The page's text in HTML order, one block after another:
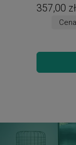
357,00 zł